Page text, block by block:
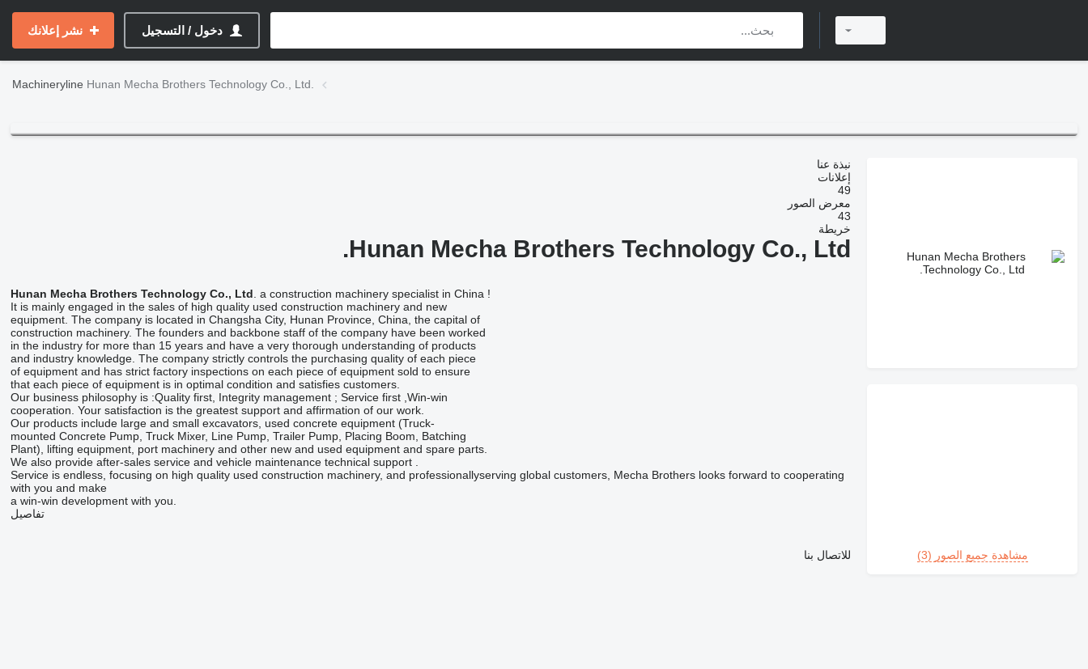
دخول / التسجيل نشر إعلانك
Machineryline Hunan Mecha Brothers Technology Co., Ltd.
مشاهدة جميع الصور (3)
نبذة عنا
إعلانات
49
معرض الصور
43
خريطة
Hunan Mecha Brothers Technology Co., Ltd.
Hunan Mecha Brothers Technology Co., Ltd . a construction machinery specialist in China !
It is mainly engaged in the sales of high quality used construction machinery and new
equipment. The company is located in Changsha City, Hunan Province, China, the capital of
construction machinery. The founders and backbone staff of the company have been worked
in the industry for more than 15 years and have a very thorough understanding of products
and industry knowledge. The company strictly controls the purchasing quality of each piece
of equipment and has strict factory inspections on each piece of equipment sold to ensure
that each piece of equipment is in optimal condition and satisfies customers.
Our business philosophy is :Quality first, Integrity management ; Service first ,Win-win
cooperation. Your satisfaction is the greatest support and affirmation of our work.
Our products include large and small excavators, used concrete equipment (Truck-
mounted Concrete Pump, Truck Mixer, Line Pump, Trailer Pump, Placing Boom, Batching
Plant), lifting equipment, port machinery and other new and used equipment and spare parts.
We also provide after-sales service and vehicle maintenance technical support .
Service is endless, focusing on high quality used construction machinery, and professionallyserving global customers, Mecha Brothers looks forward to cooperating
with you and make
a win-win development with you.
تفاصيل
للاتصال بنا